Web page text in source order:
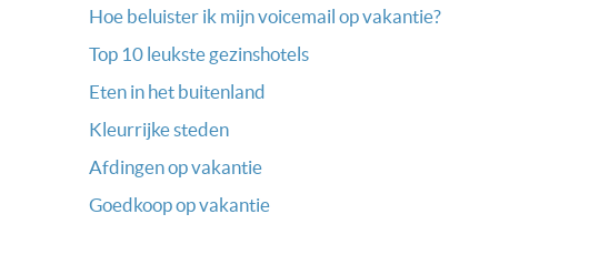
Hoe beluister ik mijn voicemail op vakantie?
Top 10 leukste gezinshotels
Eten in het buitenland
Kleurrijke steden
Afdingen op vakantie
Goedkoop op vakantie